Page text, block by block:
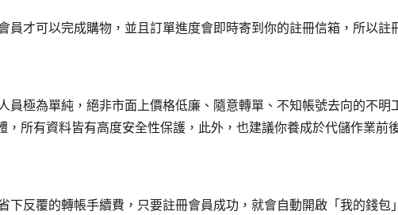
員才可以完成購物，並且訂單進度會即時寄到你的註冊信箱，所以註
員極為單純，絕非市面上價格低廉、隨意轉單、不知帳號去向的不
所有資料皆有高度安全性保護，此外，也建議你養成於代儲作業前
下反覆的轉帳手續費，只要註冊會員成功，就會自動開啟「我的錢包